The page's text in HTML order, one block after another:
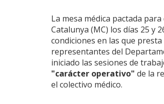
La mesa médica pactada
Catalunya (MC) los días 25 y
condiciones en las que
representantes del
iniciado las sesiones de
"carácter operativo" de la
el colectivo médico.